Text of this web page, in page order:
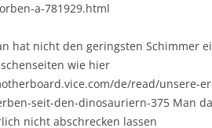
a-781929.html
hat nicht den geringsten Schimmer
wie hier
de/read/unsere-
seit-den-dinosauriern-375 Man
nicht abschrecken lassen